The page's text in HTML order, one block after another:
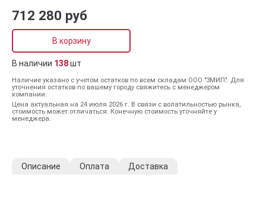
712 280 руб
В корзину
В наличии 138шт
Наличие указано с учетом остатков по всем складам ООО "ЗМИП". Для
уточнения остатков по вашему городу свяжитесь с менеджером
компании.
Цена актуальная на 24 июля 2026 г. В связи с волатильностью рынка,
стоимость может отличаться. Конечную стоимость уточняйте у
менеджера.
Описание Оплата Доставка